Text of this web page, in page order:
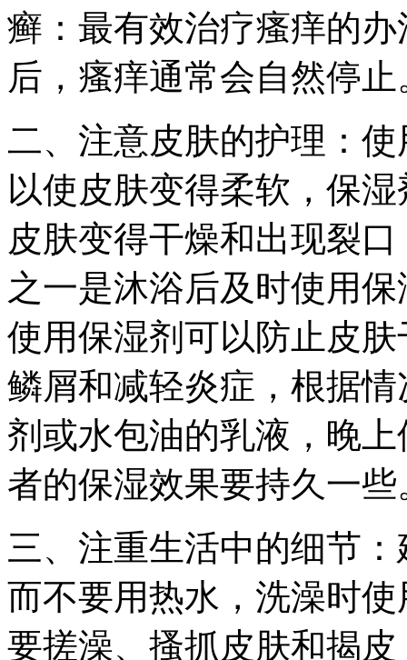
癣：最有效治疗瘙痒的
后，瘙痒通常会自然停止
二、注意皮肤的护理：
以使皮肤变得柔软，保
皮肤变得干燥和出现裂
之一是沐浴后及时使用
使用保湿剂可以防止皮
鳞屑和减轻炎症，根据
剂或水包油的乳液，晚
者的保湿效果要持久一些
三、注重生活中的细节
而不要用热水，洗澡时
要搓澡、搔抓皮肤和揭